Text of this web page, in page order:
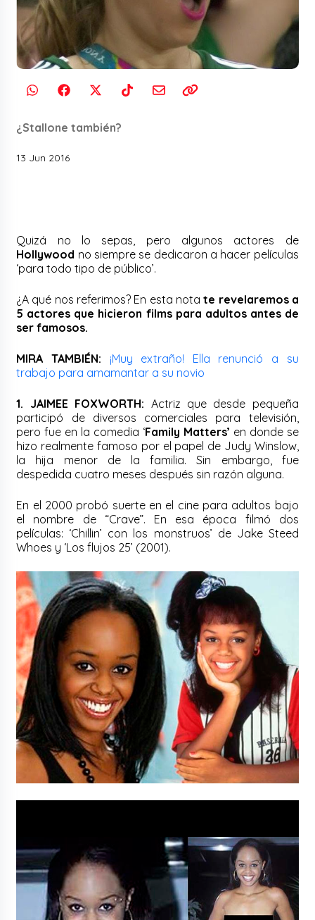
¿Stallone también?
13 Jun 2016
Quizá no lo sepas, pero algunos actores de
Hollywood no siempre se dedicaron a hacer películas
‘para todo tipo de público’.
¿A qué nos referimos? En esta notate revelaremos a
5 actores que hicieron films para adultos antes de
ser famosos.
MIRA TAMBIÉN:
¡Muy extraño! Ella renunció a su
trabajo para amamantar a su novio
1. JAIMEE FOXWORTH: Actriz que desde pequeña
participó de diversos comerciales para televisión,
pero fue en la comedia ‘Family Matters’ en donde se
hizo realmente famoso por el papel de Judy Winslow,
la hija menor de la familia. Sin embargo, fue
despedida cuatro meses después sin razón alguna.
En el 2000 probó suerte en el cine para adultos bajo
el nombre de “Crave”. En esa época filmó dos
películas: ‘Chillin’ con los monstruos’ de Jake Steed
Whoes y ‘Los flujos 25’ (2001).